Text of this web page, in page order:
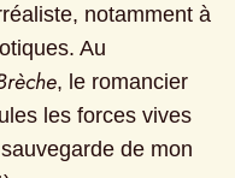
notamment à
Au
, le romancier
les forces vives
de mon